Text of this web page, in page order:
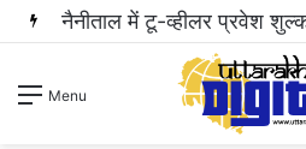
Menu